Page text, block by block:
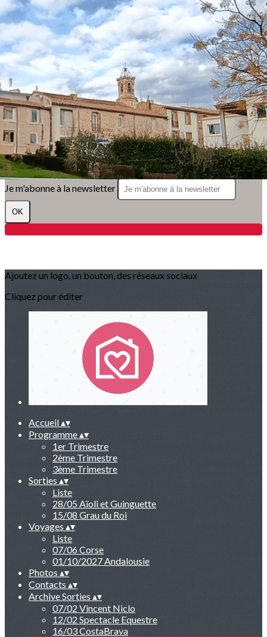
Exporter les lignes sélectionnées
Exporter toutes les colonnes
Exporter uniquement les colonnes affichées
Menu
?>
Images de la page d'accueil
Cliquez pour éditer
Texte, bouton et/ou inscription à la newsletter
Cliquez pour éditer
Club Le Dynamic
Je m'abonne à la newsletter
OK
Ajoutez un logo, un bouton, des réseaux sociaux
Cliquez pour éditer
Accueil▴▾
Programme▴▾
1er Trimestre
2ème Trimestre
3ème Trimestre
Sorties ▴▾
Liste
28/05 Aïoli et Guinguette
15/08 Grau du Roi
Voyages ▴▾
Liste
07/06 Corse
01/10/2027 Andalousie
Photos▴▾
Contacts ▴▾
Archive Sorties ▴▾
07/02 Vincent Niclo
12/02 Spectacle Equestre
16/03 CostaBrava